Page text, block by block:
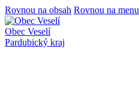
Rovnou na obsah Rovnou na menu
Obec Veselí
Pardubický kraj